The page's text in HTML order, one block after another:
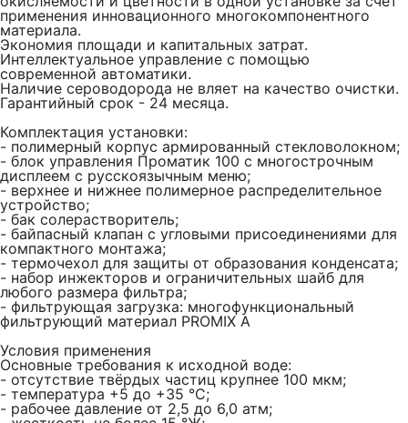
применения инновационного многокомпонентного
материала.
Экономия площади и капитальных затрат.
Интеллектуальное управление с помощью
современной автоматики.
Наличие сероводорода не вляет на качество очистки.
Гарантийный срок - 24 месяца.
Комплектация установки:
- полимерный корпус армированный стекловолокном;
- блок управления Проматик 100 с многострочным
дисплеем с русскоязычным меню;
- верхнее и нижнее полимерное распределительное
устройство;
- бак солерастворитель;
- байпасный клапан с угловыми присоединениями для
компактного монтажа;
- термочехол для защиты от образования конденсата;
- набор инжекторов и ограничительных шайб для
любого размера фильтра;
- фильтрующая загрузка: многофункциональный
фильтрующий материал PROMIX A
Условия применения
Основные требования к исходной воде:
- отсутствие твёрдых частиц крупнее 100 мкм;
- температура +5 до +35 °С;
- рабочее давление от 2,5 до 6,0 атм;